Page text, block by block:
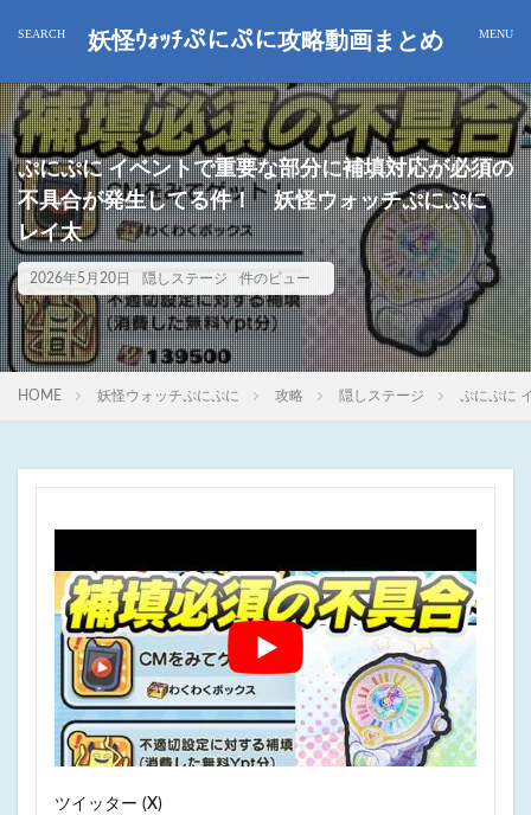
妖怪ｳｫｯﾁぷにぷに攻略動画まとめ
ぷにぷに イベントで重要な部分に補填対応が必須の
不具合が発生してる件！ 妖怪ウォッチぷにぷに
レイ太
2026年5月20日 隠しステージ 件のビュー
HOME 妖怪ウォッチぷにぷに 攻略 隠しステージ ぷにぷに
ツイッター (X)